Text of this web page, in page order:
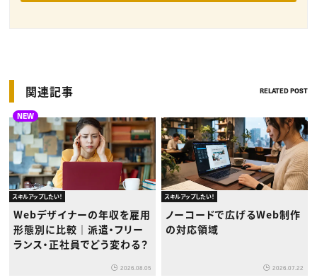
関連記事 RELATED POST
NEW
スキルアップしたい！
Webデザイナーの年収を雇用
形態別に比較｜派遣・フリー
ランス・正社員でどう変わる？
2026.08.05
スキルアップしたい！
ノーコードで広げるWeb制作
の対応領域
2026.07.22